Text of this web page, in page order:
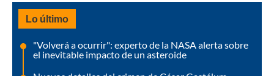
Lo último
"Volverá a ocurrir": experto de la NASA alerta sobre
el inevitable impacto de un asteroide